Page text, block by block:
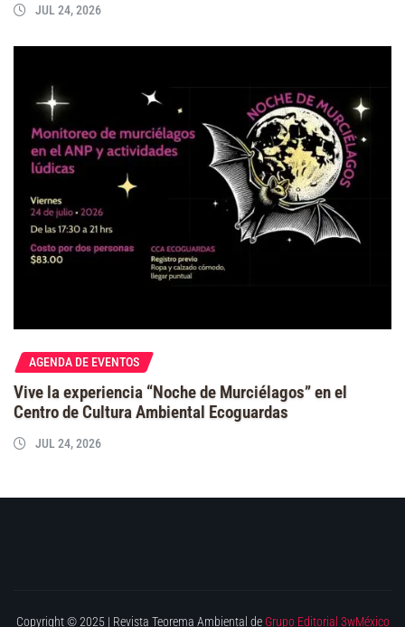
JUL 24, 2026
AGENDA DE EVENTOS
Vive la experiencia “Noche de Murciélagos” en el
Centro de Cultura Ambiental Ecoguardas
JUL 24, 2026
Copyright © 2025 | Revista Teorema Ambiental de Grupo Editorial 3wMéxico